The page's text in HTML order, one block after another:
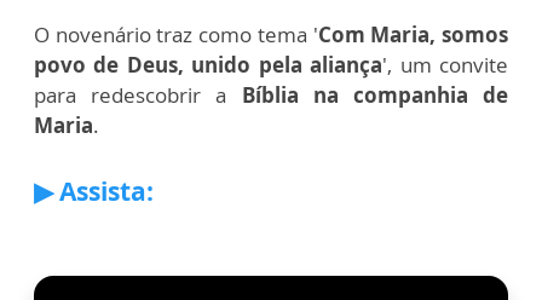
O novenário traz como tema 'Com Maria, somos
povo de Deus, unido pela aliança', um convite
para redescobrir a Bíblia na companhia de
Maria.
▶ Assista: